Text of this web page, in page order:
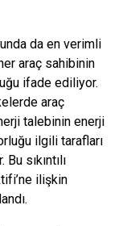
da en verimli
araç sahibinin
ifade ediliyor.
araç
talebinin enerji
ilgili tarafları
sıkıntılı
ilişkin